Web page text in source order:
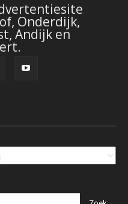
Onderdijk,
Andijk en